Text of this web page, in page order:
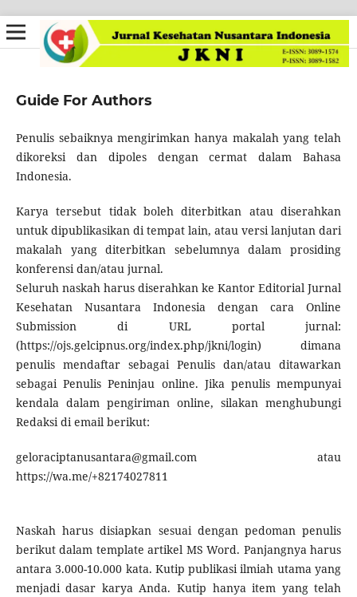
Guide For Authors
Penulis sebaiknya mengirimkan hanya makalah yang telah
dikoreksi dan dipoles dengan cermat dalam Bahasa
Indonesia.
Karya tersebut tidak boleh diterbitkan atau diserahkan
untuk dipublikasikan di tempat lain, atau versi lanjutan dari
makalah yang diterbitkan sebelumnya dalam prosiding
konferensi dan/atau jurnal.
Seluruh naskah harus diserahkan ke Kantor Editorial Jurnal
Kesehatan Nusantara Indonesia dengan cara Online
Submission di URL portal jurnal:
(https://ojs.gelcipnus.org/index.php/jkni/login) dimana
penulis mendaftar sebagai Penulis dan/atau ditawarkan
sebagai Penulis Peninjau online. Jika penulis mempunyai
kendala dalam pengiriman online, silakan menghubungi
Redaksi di email berikut:
geloraciptanusantara@gmail.com atau
https://wa.me/+82174027811
Naskah harus disiapkan sesuai dengan pedoman penulis
berikut dalam template artikel MS Word. Panjangnya harus
antara 3.000-10.000 kata. Kutip publikasi ilmiah utama yang
menjadi dasar karya Anda. Kutip hanya item yang telah